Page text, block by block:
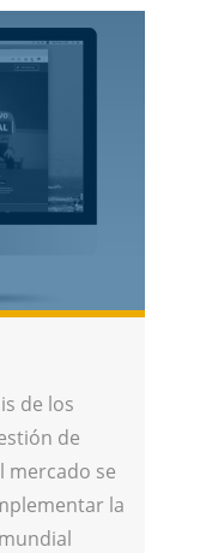
de los
de
mercado se
la